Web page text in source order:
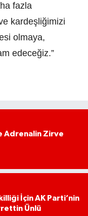
fazla
kardeşliğimizi
olmaya,
edeceğiz.”
Adrenalin Zirve
İçin AK Parti’nin
Ünlü